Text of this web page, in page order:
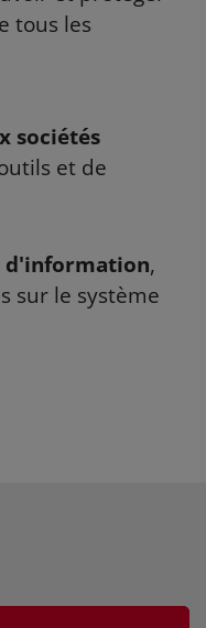
tous les
sociétés
et de
d'information,
sur le système